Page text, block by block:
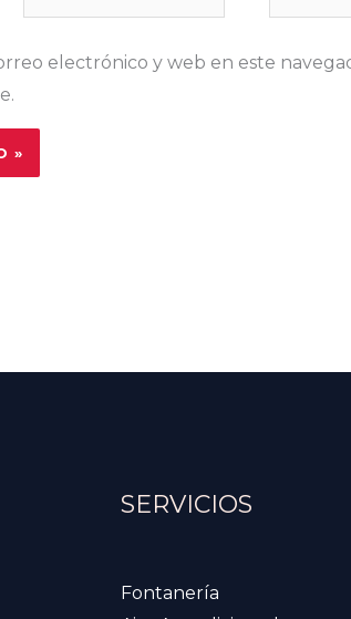
electrónico*
electrónico y web en este
SERVICIOS
Fontanería